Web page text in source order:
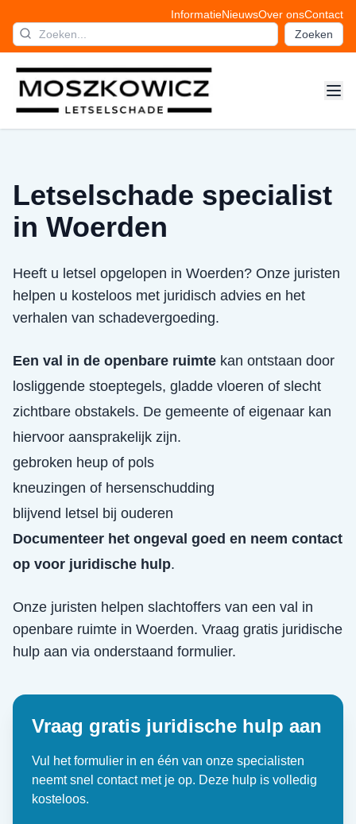
InformatieNieuwsOver onsContact
Zoeken
Letselschade specialist
in Woerden
Heeft u letsel opgelopen in Woerden? Onze juristen
helpen u kosteloos met juridisch advies en het
verhalen van schadevergoeding.
Een val in de openbare ruimte kan ontstaan door
losliggende stoeptegels, gladde vloeren of slecht
zichtbare obstakels. De gemeente of eigenaar kan
hiervoor aansprakelijk zijn.
gebroken heup of pols
kneuzingen of hersenschudding
blijvend letsel bij ouderen
Documenteer het ongeval goed en neem contact
op voor juridische hulp.
Onze juristen helpen slachtoffers van een val in
openbare ruimte in Woerden. Vraag gratis juridische
hulp aan via onderstaand formulier.
Vraag gratis juridische hulp aan
Vul het formulier in en één van onze specialisten
neemt snel contact met je op. Deze hulp is volledig
kosteloos.